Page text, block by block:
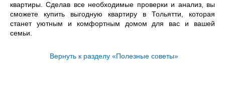
квартиры. Сделав все необходимые проверки и анализ, вы
сможете купить выгодную квартиру в Тольятти, которая
станет уютным и комфортным домом для вас и вашей
семьи.
Вернуть к разделу «Полезные советы»